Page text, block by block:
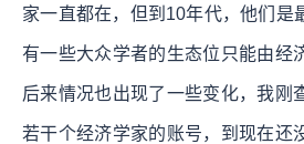
家一直都在，但到10年代，他们是
有一些大众学者的生态位只能由经
后来情况也出现了一些变化，我刚
若干个经济学家的账号，到现在还